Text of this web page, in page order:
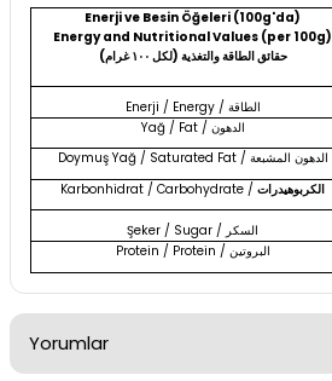
Enerji ve Besin Öğeleri (100g'da)
Energy and Nutritional Values (per 100g)
حقائق الطاقة والتغذية (لكل ١٠٠ غرام)
Enerji / Energy / الطاقة
Yağ / Fat / الدهون
Doymuş Yağ / Saturated Fat / الدهون المشبعة
Karbonhidrat / Carbohydrate / الكربوهيدرات
Şeker / Sugar / السكر
Protein / Protein / البروتين
Yorumlar